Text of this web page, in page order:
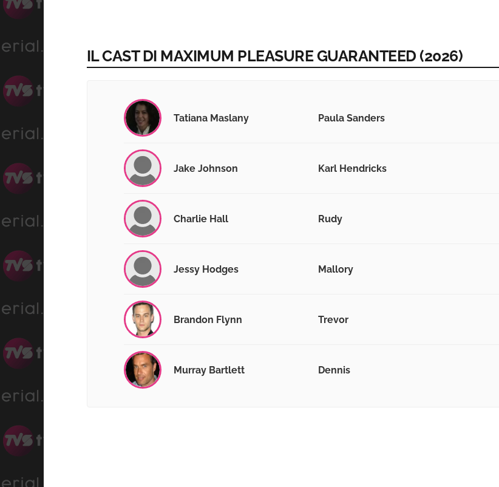
IL CAST DI MAXIMUM PLEASURE GUARANTEED (2026)
Tatiana Maslany Paula Sanders
Jake Johnson Karl Hendricks
Charlie Hall Rudy
Jessy Hodges Mallory
Brandon Flynn Trevor
Murray Bartlett Dennis